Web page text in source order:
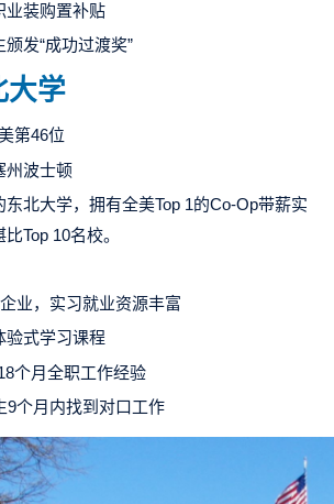
业装购置补贴
发“成功过渡奖”
大学
第46位
州波士顿
北大学，拥有全美Top 1的Co-Op带薪实
Top 10名校。
业，实习就业资源丰富
验式学习课程
个月全职工作经验
9个月内找到对口工作